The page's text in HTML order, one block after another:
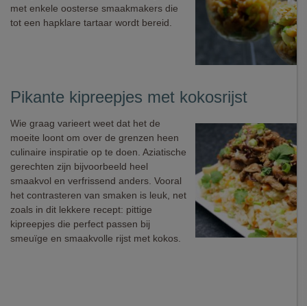
met enkele oosterse smaakmakers die
tot een hapklare tartaar wordt bereid.
Pikante kipreepjes met kokosrijst
Wie graag varieert weet dat het de
moeite loont om over de grenzen heen
culinaire inspiratie op te doen. Aziatische
gerechten zijn bijvoorbeeld heel
smaakvol en verfrissend anders. Vooral
het contrasteren van smaken is leuk, net
zoals in dit lekkere recept: pittige
kipreepjes die perfect passen bij
smeuïge en smaakvolle rijst met kokos.